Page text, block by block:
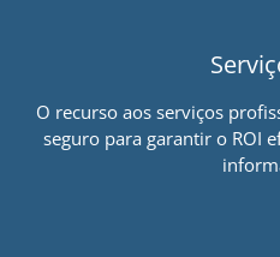
O recurso aos serviços
seguro para garantir o ROI